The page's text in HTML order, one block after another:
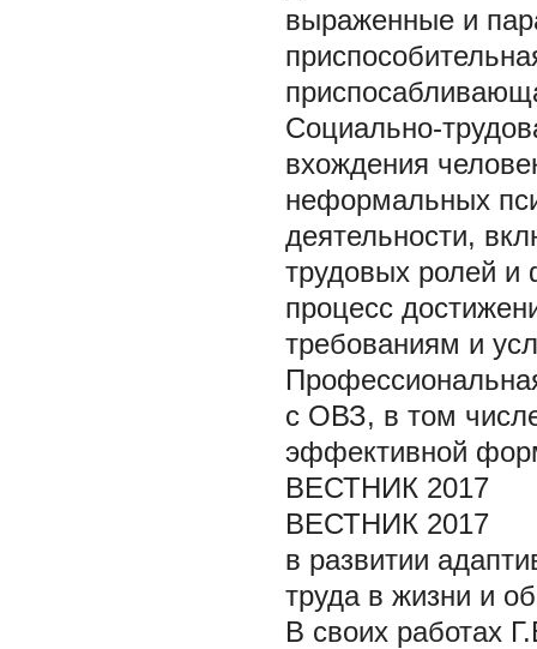
выраженные и
Социально-
вхождения
неформальных
деятельности,
трудовых ролей и
процесс
требованиям и
с ОВЗ, в том
эффективной
ВЕСТНИК 2017
ВЕСТНИК 2017
в развитии
труда в жизни и
В своих работах